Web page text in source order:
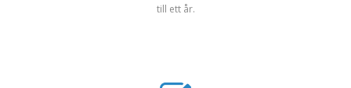
till ett år.